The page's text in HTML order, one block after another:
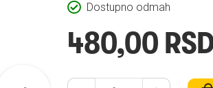
Dostupno odmah
480,00